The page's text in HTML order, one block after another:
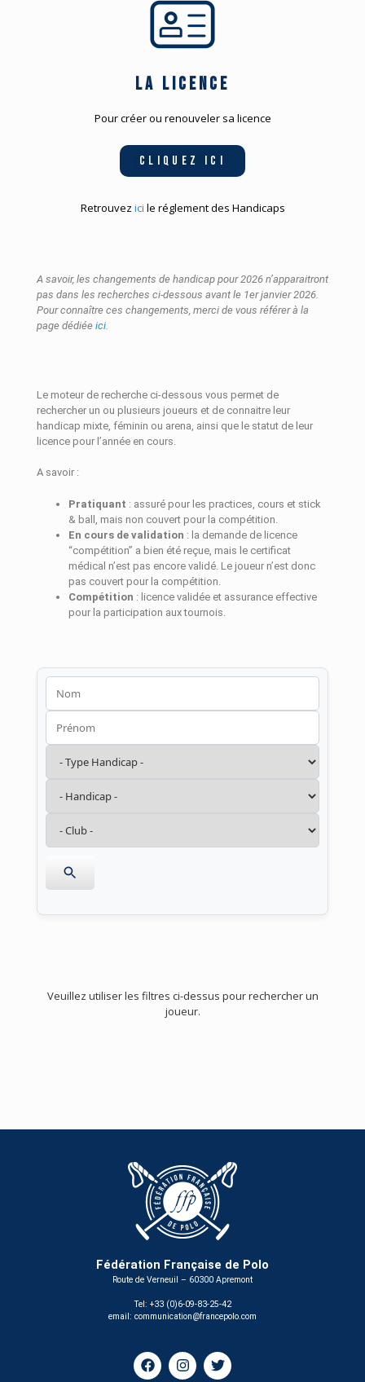
La licence
Pour créer ou renouveler sa licence
Cliquez ici
Retrouvez ici le réglement des Handicaps
A savoir, les changements de handicap pour 2026 n’apparaitront
pas dans les recherches ci-dessous avant le 1er janvier 2026.
Pour connaître ces changements, merci de vous référer à la
page dédiée ici.
Le moteur de recherche ci-dessous vous permet de
rechercher un ou plusieurs joueurs et de connaitre leur
handicap mixte, féminin ou arena, ainsi que le statut de leur
licence pour l’année en cours.
A savoir :
Pratiquant : assuré pour les practices, cours et stick
& ball, mais non couvert pour la compétition.
En cours de validation : la demande de licence
“compétition” a bien été reçue, mais le certificat
médical n’est pas encore validé. Le joueur n’est donc
pas couvert pour la compétition.
Compétition : licence validée et assurance effective
pour la participation aux tournois.
Veuillez utiliser les filtres ci-dessus pour rechercher un
joueur.
Fédération Française de Polo
Route de Verneuil – 60300 Apremont
Tel: +33 (0)6-09-83-25-42
email: communication@francepolo.com